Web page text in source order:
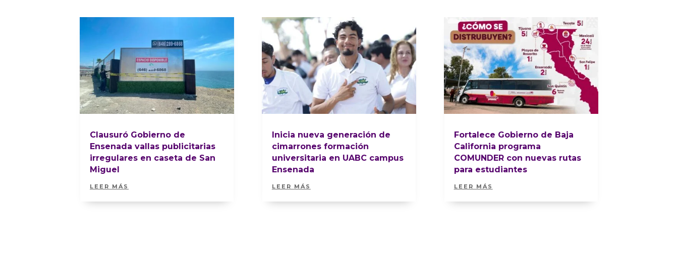
Clausuró Gobierno de
Ensenada vallas publicitarias
irregulares en caseta de San
Miguel
LEER MÁS
Inicia nueva generación de
cimarrones formación
universitaria en UABC campus
Ensenada
LEER MÁS
Fortalece Gobierno de Baja
California programa
COMUNDER con nuevas rutas
para estudiantes
LEER MÁS